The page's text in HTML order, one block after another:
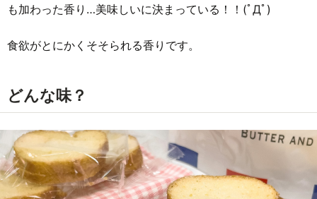
も加わった香り…美味しいに決まっている！！(ﾟДﾟ)
食欲がとにかくそそられる香りです。
どんな味？